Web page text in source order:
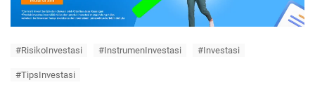
#RisikoInvestasi #InstrumenInvestasi #Investasi
#TipsInvestasi